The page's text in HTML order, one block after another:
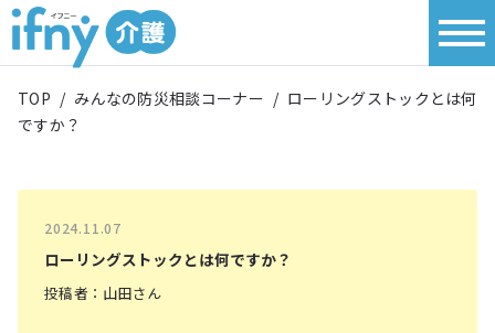
TOP / みんなの防災相談コーナー / ローリングストックとは何
ですか？
2024.11.07
ローリングストックとは何ですか？
投稿者：山田さん